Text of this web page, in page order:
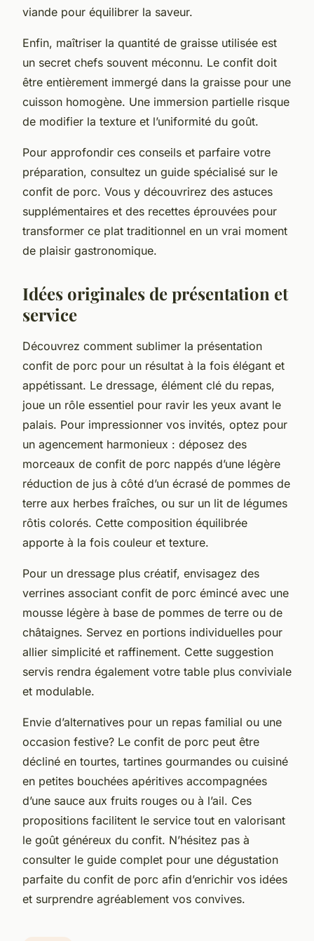
viande pour équilibrer la saveur.
Enfin, maîtriser la quantité de graisse utilisée est
un secret chefs souvent méconnu. Le confit doit
être entièrement immergé dans la graisse pour une
cuisson homogène. Une immersion partielle risque
de modifier la texture et l’uniformité du goût.
Pour approfondir ces conseils et parfaire votre
préparation, consultez un guide spécialisé sur le
confit de porc. Vous y découvrirez des astuces
supplémentaires et des recettes éprouvées pour
transformer ce plat traditionnel en un vrai moment
de plaisir gastronomique.
Idées originales de présentation et
service
Découvrez comment sublimer la présentation
confit de porc pour un résultat à la fois élégant et
appétissant. Le dressage, élément clé du repas,
joue un rôle essentiel pour ravir les yeux avant le
palais. Pour impressionner vos invités, optez pour
un agencement harmonieux : déposez des
morceaux de confit de porc nappés d’une légère
réduction de jus à côté d’un écrasé de pommes de
terre aux herbes fraîches, ou sur un lit de légumes
rôtis colorés. Cette composition équilibrée
apporte à la fois couleur et texture.
Pour un dressage plus créatif, envisagez des
verrines associant confit de porc émincé avec une
mousse légère à base de pommes de terre ou de
châtaignes. Servez en portions individuelles pour
allier simplicité et raffinement. Cette suggestion
servis rendra également votre table plus conviviale
et modulable.
Envie d’alternatives pour un repas familial ou une
occasion festive? Le confit de porc peut être
décliné en tourtes, tartines gourmandes ou cuisiné
en petites bouchées apéritives accompagnées
d’une sauce aux fruits rouges ou à l’ail. Ces
propositions facilitent le service tout en valorisant
le goût généreux du confit. N’hésitez pas à
consulter le guide complet pour une dégustation
parfaite du confit de porc afin d’enrichir vos idées
et surprendre agréablement vos convives.